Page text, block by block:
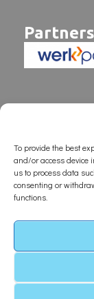
To provide the best
and/or access device
us to process data
consenting or
functions.
Partners